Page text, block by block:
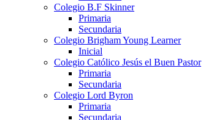
Colegio B.F Skinner
Primaria
Secundaria
Colegio Brigham Young Learner
Inicial
Colegio Católico Jesús el Buen Pastor
Primaria
Secundaria
Colegio Lord Byron
Primaria
Secundaria